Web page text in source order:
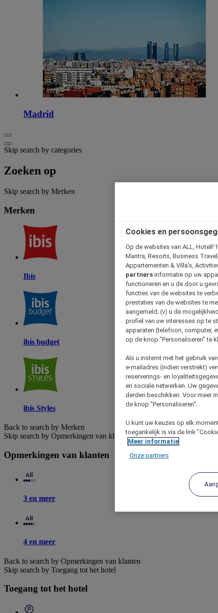
Madrid
Skip search by categories
Zoeken op
Skip search by Merken
Merken
Ibis
ibis budget
ibis Styles
Back to search by Merken
Skip search by Opmerkingen van klanten
Opmerkingen van klanten
3 en meer
4 en meer
Back to search by Opmerkingen van klanten
Skip search by Toegang tot het hotel
Toegang tot het hotel
Cookies en
Op de websites van ALL,
Mantra, Resorts, Business
Appartementen & Villa's,
partners informatie op uw
functioneren en u de door u
functies van de websites te
prestaties van de websites te
aangemeld; (v) u de
profiel van uw interesses op te
apparaten (telefoon, computer,
op de knop "Personaliseren" te
Als u instemt met het gebruik
e-mailadres (indien verstrekt)
reserverings- en
en sociale netwerken. Uw
derden beschikken. Voor meer
de knop "Personaliseren".
U kunt uw keuzes op elk
toegankelijk is via de link
Meer informatie
Onze partners